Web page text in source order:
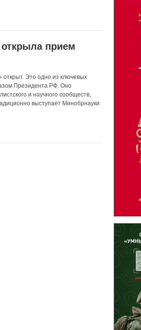
открыла прием
открыт. Это одно из ключевых
Президента РФ. Оно
и научного сообществ,
выступает Минобрнауки